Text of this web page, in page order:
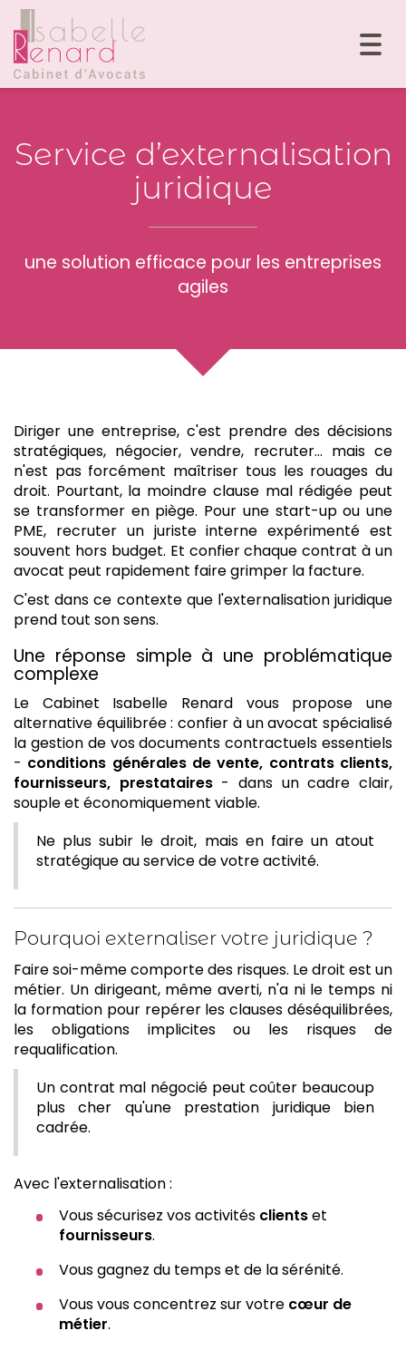
Service d’externalisation
juridique
une solution efficace pour les entreprises
agiles
Diriger une entreprise, c'est prendre des décisions
stratégiques, négocier, vendre, recruter… mais ce
n'est pas forcément maîtriser tous les rouages du
droit. Pourtant, la moindre clause mal rédigée peut
se transformer en piège. Pour une start-up ou une
PME, recruter un juriste interne expérimenté est
souvent hors budget. Et confier chaque contrat à un
avocat peut rapidement faire grimper la facture.
C'est dans ce contexte que l'externalisation juridique
prend tout son sens.
Une réponse simple à une problématique
complexe
Le Cabinet Isabelle Renard vous propose une
alternative équilibrée : confier à un avocat spécialisé
la gestion de vos documents contractuels essentiels
- conditions générales de vente, contrats clients,
fournisseurs, prestataires- dans un cadre clair,
souple et économiquement viable.
Ne plus subir le droit, mais en faire un atout
stratégique au service de votre activité.
Pourquoi externaliser votre juridique ?
Faire soi-même comporte des risques. Le droit est un
métier. Un dirigeant, même averti, n'a ni le temps ni
la formation pour repérer les clauses déséquilibrées,
les obligations implicites ou les risques de
requalification.
Un contrat mal négocié peut coûter beaucoup
plus cher qu'une prestation juridique bien
cadrée.
Avec l'externalisation :
Vous sécurisez vos activités clientset
fournisseurs.
Vous gagnez du temps et de la sérénité.
Vous vous concentrez sur votre cœur de
métier.